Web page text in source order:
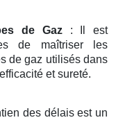
de Gaz: Il est
de maîtriser les
de gaz utilisés dans
et sureté.
des délais est un